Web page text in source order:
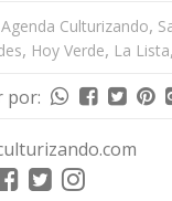
Agenda Culturizando,
, Hoy Verde, La Lista,
por: